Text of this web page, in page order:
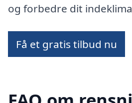
og forbedre dit
Få et gratis tilbud nu